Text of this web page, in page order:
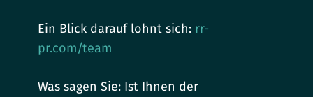
Ein Blick darauf lohnt sich: rr-
pr.com/team
Was sagen Sie: Ist Ihnen der